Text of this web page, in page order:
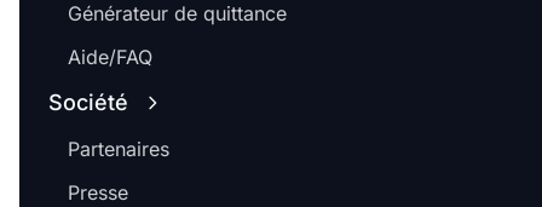
Générateur de quittance
Aide/FAQ
Société
Partenaires
Presse